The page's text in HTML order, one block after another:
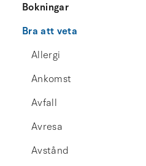
Bokningar
Bra att veta
Allergi
Ankomst
Avfall
Avresa
Avstånd